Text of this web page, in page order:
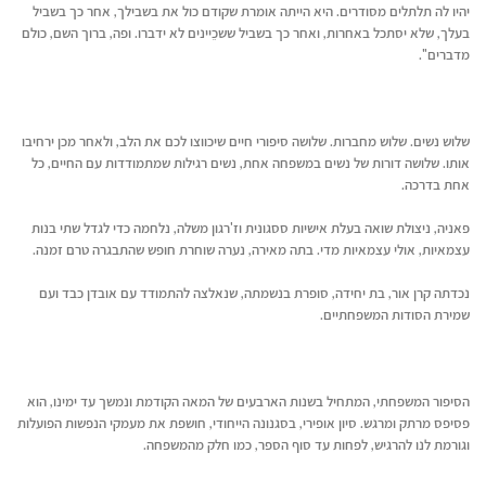
יהיו לה תלתלים מסודרים. היא הייתה אומרת שקודם כול את בשבילך, אחר כך בשביל
בעלך, שלא יסתכל באחרות, ואחר כך בשביל ששכֵיינים לא ידברו. ופה, ברוך השם, כולם
מדברים".
שלוש נשים. שלוש מחברות. שלושה סיפורי חיים שיכווצו לכם את הלב, ולאחר מכן ירחיבו
אותו. שלושה דורות של נשים במשפחה אחת, נשים רגילות שמתמודדות עם החיים, כל
אחת בדרכה.
פאניה, ניצולת שואה בעלת אישיות ססגונית וז'רגון משלה, נלחמה כדי לגדל שתי בנות
עצמאיות, אולי עצמאיות מדי. בתה מאירה, נערה שוחרת חופש שהתבגרה טרם זמנה.
נכדתה קרן אור, בת יחידה, סופרת בנשמתה, שנאלצה להתמודד עם אובדן כבד ועם
שמירת הסודות המשפחתיים.
הסיפור המשפחתי, המתחיל בשנות הארבעים של המאה הקודמת ונמשך עד ימינו, הוא
פסיפס מרתק ומרגש. סיון אופירי, בסגנונה הייחודי, חושפת את מעמקי הנפשות הפועלות
וגורמת לנו להרגיש, לפחות עד סוף הספר, כמו חלק מהמשפחה.